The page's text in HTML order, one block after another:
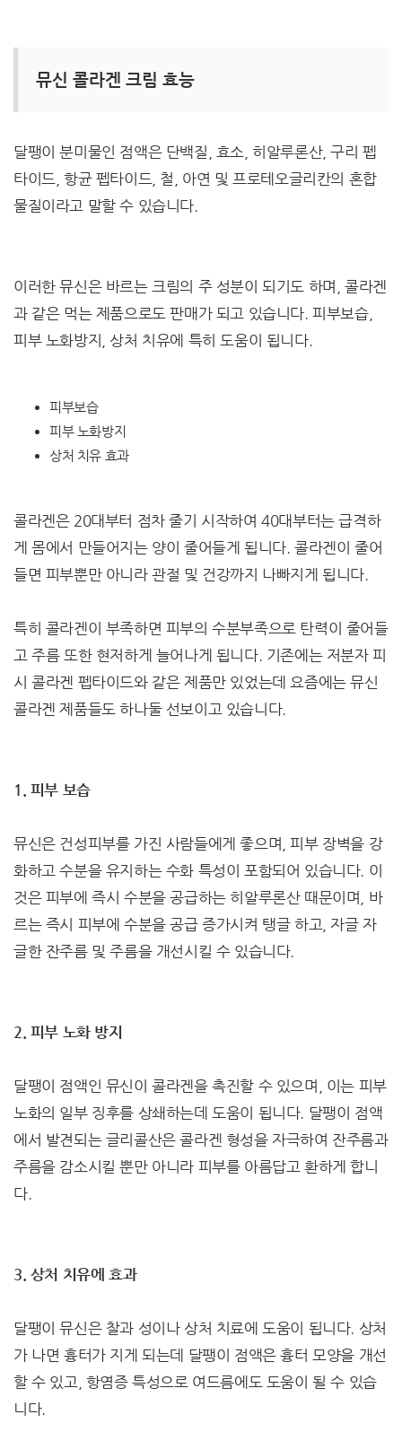
뮤신 콜라겐 크림 효능
달팽이 분미물인 점액은 단백질, 효소, 히알루론산, 구리 펩
타이드, 항균 펩타이드, 철, 아연 및 프로테오글리칸의 혼합
물질이라고 말할 수 있습니다.
이러한 뮤신은 바르는 크림의 주 성분이 되기도 하며, 콜라겐
과 같은 먹는 제품으로도 판매가 되고 있습니다. 피부보습,
피부 노화방지, 상처 치유에 특히 도움이 됩니다.
피부보습
피부 노화방지
상처 치유 효과
콜라겐은 20대부터 점차 줄기 시작하여 40대부터는 급격하
게 몸에서 만들어지는 양이 줄어들게 됩니다. 콜라겐이 줄어
들면 피부뿐만 아니라 관절 및 건강까지 나빠지게 됩니다.
특히 콜라겐이 부족하면 피부의 수분부족으로 탄력이 줄어들
고 주름 또한 현저하게 늘어나게 됩니다. 기존에는 저분자 피
시 콜라겐 펩타이드와 같은 제품만 있었는데 요즘에는 뮤신
콜라겐 제품들도 하나둘 선보이고 있습니다.
1. 피부 보습
뮤신은 건성피부를 가진 사람들에게 좋으며, 피부 장벽을 강
화하고 수분을 유지하는 수화 특성이 포함되어 있습니다. 이
것은 피부에 즉시 수분을 공급하는 히알루론산 때문이며, 바
르는 즉시 피부에 수분을 공급 증가시켜 탱글 하고, 자글 자
글한 잔주름 및 주름을 개선시킬 수 있습니다.
2. 피부 노화 방지
달팽이 점액인 뮤신이 콜라겐을 촉진할 수 있으며, 이는 피부
노화의 일부 징후를 상쇄하는데 도움이 됩니다. 달팽이 점액
에서 발견되는 글리콜산은 콜라겐 형성을 자극하여 잔주름과
주름을 감소시킬 뿐만 아니라 피부를 아름답고 환하게 합니
다.
3. 상처 치유에 효과
달팽이 뮤신은 찰과 성이나 상처 치료에 도움이 됩니다. 상처
가 나면 흉터가 지게 되는데 달팽이 점액은 흉터 모양을 개선
할 수 있고, 항염증 특성으로 여드름에도 도움이 될 수 있습
니다.